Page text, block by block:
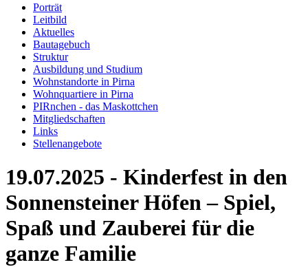
Porträt
Leitbild
Aktuelles
Bautagebuch
Struktur
Ausbildung und Studium
Wohnstandorte in Pirna
Wohnquartiere in Pirna
PIRnchen - das Maskottchen
Mitgliedschaften
Links
Stellenangebote
19.07.2025 - Kinderfest in den
Sonnensteiner Höfen – Spiel,
Spaß und Zauberei für die
ganze Familie